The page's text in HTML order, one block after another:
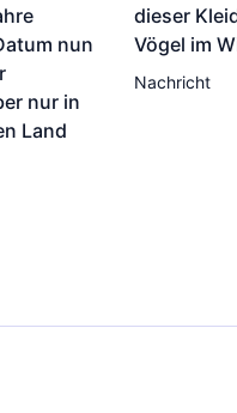
nun
nur in
Land
dieser
Vögel im
Nachricht